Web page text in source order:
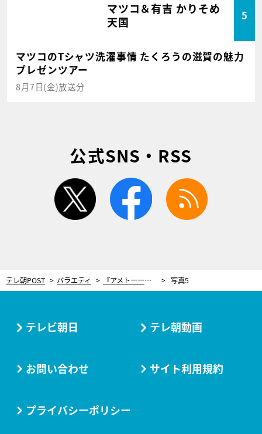
マツコ＆有吉 かりそめ
天国
5
マツコのTシャツ洗濯事情 たくろうの滋賀の魅力
プレゼンツアー
8月7日(金)放送分
公式SNS・RSS
twitter facebook
テレ朝POST バラエティ 『アメトーーク！』爆笑企画3本立ての3時間SP！松たか子の“イタズラ”に田村淳が大絶叫 写真5
テレビ朝日 テレ朝動画
お問い合わせ サイト利用規約
プライバシーポリシー